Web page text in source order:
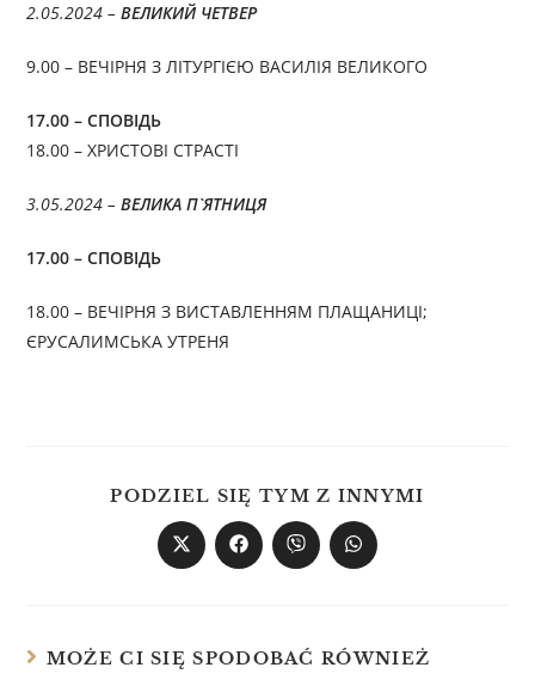
2.05.2024 –ВЕЛИКИЙ ЧЕТВЕР
9.00 – ВЕЧІРНЯ З ЛІТУРГІЄЮ ВАСИЛІЯ ВЕЛИКОГО
17.00 – СПОВІДЬ
18.00 – ХРИСТОВІ СТРАСТІ
3.05.2024 –ВЕЛИКА П`ЯТНИЦЯ
17.00 – СПОВІДЬ
18.00 – ВЕЧІРНЯ З ВИСТАВЛЕННЯМ ПЛАЩАНИЦІ;
ЄРУСАЛИМСЬКА УТРЕНЯ
PODZIEL SIĘ TYM Z INNYMI
MOŻE CI SIĘ SPODOBAĆ RÓWNIEŻ